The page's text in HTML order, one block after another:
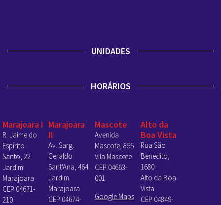
UNIDADES
HORÁRIOS
Marajoara I
R. Jaime do
Espírito
Santo, 22
Jardim
Marajoara
CEP 04671-
210
Marajoara
II
Av. Sarg.
Geraldo
Sant'Ana, 464
Jardim
Marajoara
CEP 04674-
Mascote
Avenida
Mascote, 855
Vila Mascote
CEP 04663-
001
Google Maps
Alto da
Boa Vista
Rua São
Benedito,
1680
Alto da Boa
Vista
CEP 04849-